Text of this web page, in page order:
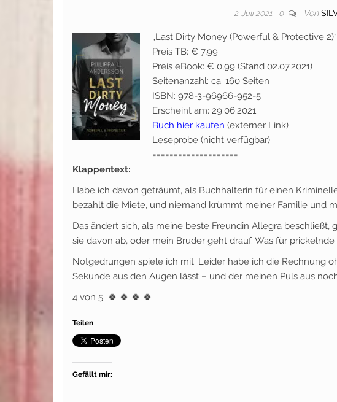
2. Juli 2021 0 Von
„Last Dirty Money (Powerful & Protective
Preis TB: € 7,99
Preis eBook: € 0,99 (Stand 02.07.2021)
Seitenanzahl: ca. 160 Seiten
ISBN: 978-3-96966-952-5
Erscheint am: 29.06.2021
Buch hier kaufen (externer Link)
Leseprobe (nicht verfügbar)
====================
Klappentext:
Habe ich davon geträumt, als Buchhalterin für einen
bezahlt die Miete, und niemand krümmt meiner Familie und
Das ändert sich, als meine beste Freundin Allegra
sie davon ab, oder mein Bruder geht drauf. Was für prickelnde
Notgedrungen spiele ich mit. Leider habe ich die Rechnung
Sekunde aus den Augen lässt – und der meinen Puls aus
4 von 5 🍀 🍀 🍀 🍀
Teilen
Gefällt mir: